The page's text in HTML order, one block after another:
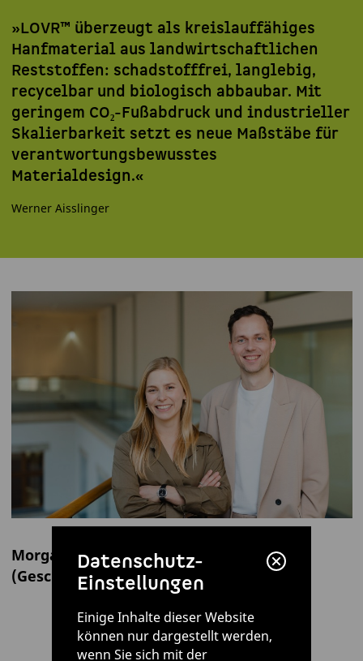
»LOVR™ überzeugt als kreislauffähiges
Hanfmaterial aus landwirtschaftlichen
Reststoffen: schadstofffrei, langlebig,
recycelbar und biologisch abbaubar. Mit
geringem CO₂-Fußabdruck und industrieller
Skalierbarkeit setzt es neue Maßstäbe für
verantwortungsbewusstes
Materialdesign.«
Werner Aisslinger
Morgan-Lee Wagner & Lucas Fuhrmann
(Geschäftsführer)
Datenschutz-
Einstellungen
Einige Inhalte dieser Website
können nur dargestellt werden,
wenn Sie sich mit der